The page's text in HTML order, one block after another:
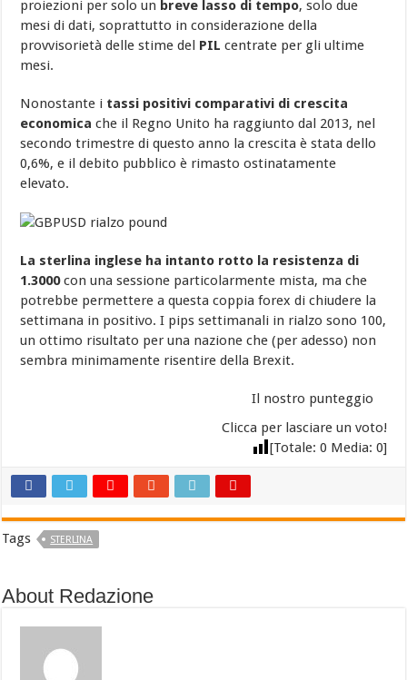
proiezioni per solo un breve lasso di tempo, solo due
mesi di dati, soprattutto in considerazione della
provvisorietà delle stime del PIL centrate per gli ultime
mesi.
Nonostante i tassi positivi comparativi di crescita
economica che il Regno Unito ha raggiunto dal 2013, nel
secondo trimestre di questo anno la crescita è stata dello
0,6%, e il debito pubblico è rimasto ostinatamente
elevato.
La sterlina inglese ha intanto rotto la resistenza di
1.3000con una sessione particolarmente mista, ma che
potrebbe permettere a questa coppia forex di chiudere la
settimana in positivo. I pips settimanali in rialzo sono 100,
un ottimo risultato per una nazione che (per adesso) non
sembra minimamente risentire della Brexit.
Il nostro punteggio
Clicca per lasciare un voto!
[Totale: 0 Media: 0]
Tags STERLINA
About Redazione